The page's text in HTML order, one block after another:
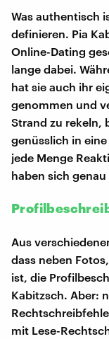
Was authentisch
definieren. Pia
Online-Dating
lange dabei.
hat sie auch ihr
genommen und
Strand zu rekeln,
genüsslich in
jede Menge
haben sich
Aus
dass neben
ist, die
Kabitzsch. Aber:
mit Lese-